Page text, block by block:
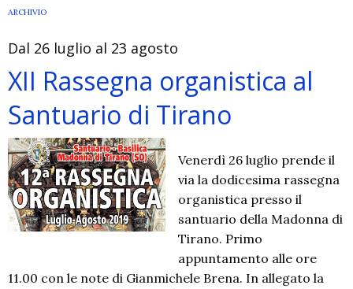
di
ARCHIVIO
Dal 26 luglio al 23 agosto
XII Rassegna organistica al
Santuario di Tirano
Venerdì 26 luglio prende il
via la dodicesima rassegna
organistica presso il
santuario della Madonna di
Tirano. Primo
appuntamento alle ore
11.00 con le note di Gianmichele Brena. In allegato la